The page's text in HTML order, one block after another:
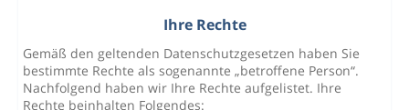
Ihre Rechte
Gemäß den geltenden Datenschutzgesetzen haben Sie
bestimmte Rechte als sogenannte „betroffene Person“.
Nachfolgend haben wir Ihre Rechte aufgelistet. Ihre
Rechte beinhalten Folgendes: